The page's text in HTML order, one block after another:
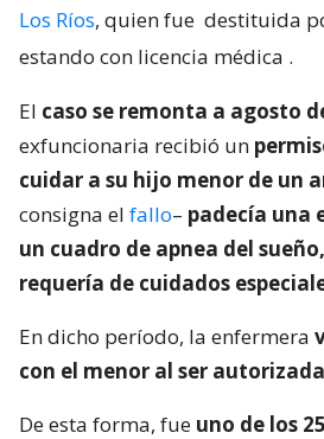
Los Ríos, quien fue destituida
estando con licencia médica .
El caso se remonta a agosto
exfuncionaria recibió un
cuidar a su hijo menor de un
consigna el fallo– padecía una
un cuadro de apnea del
requería de cuidados
En dicho período, la enfermera
con el menor al ser
De esta forma, fue uno de los